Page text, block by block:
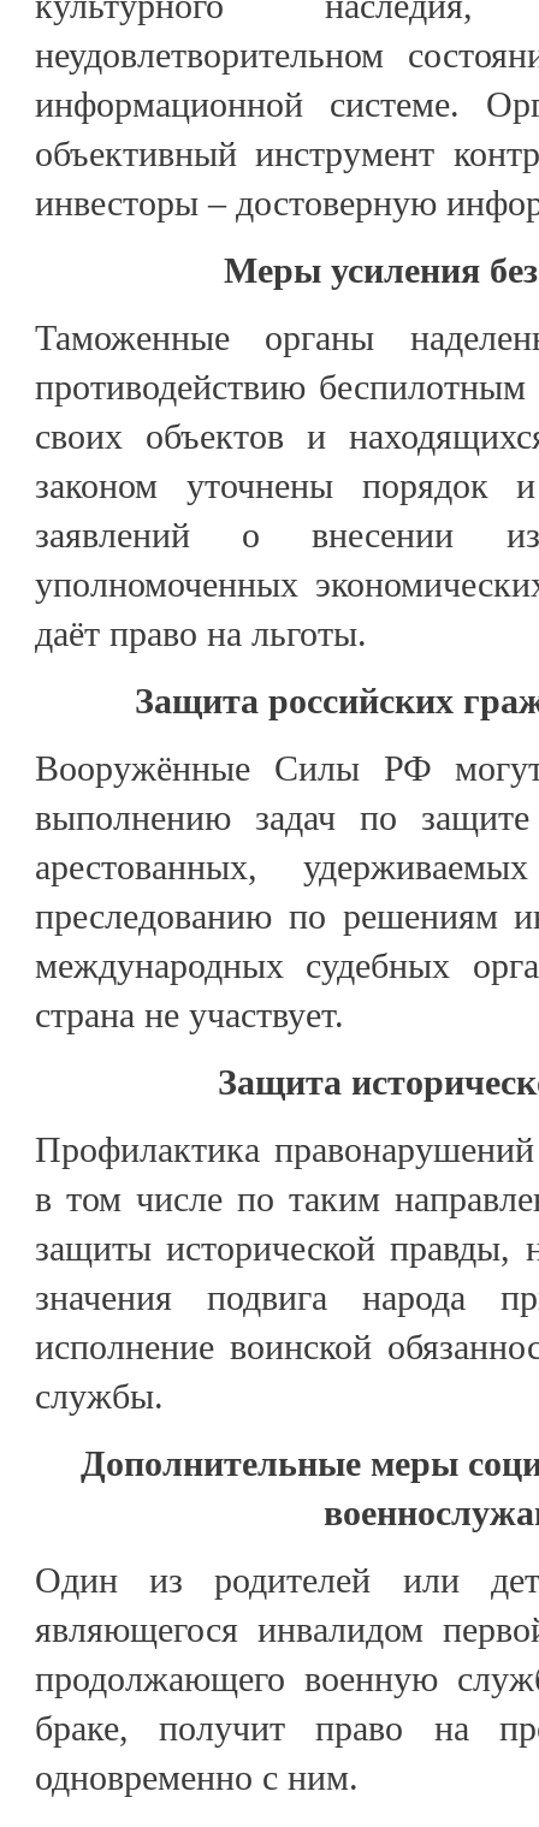
неудовлетворительном
информационной системе.
объективный инструмент
инвесторы – достоверную
Меры усиления
Таможенные органы
противодействию
своих объектов и
законом уточнены порядок
заявлений о внесении
уполномоченных
даёт право на льготы.
Защита российских
Вооружённые Силы РФ
выполнению задач по защите
арестованных,
преследованию по решениям
международных судебных
страна не участвует.
Защита
Профилактика
в том числе по таким
защиты исторической правды,
значения подвига народа
исполнение воинской
службы.
Дополнительные меры
Один из родителей или
являющегося инвалидом
продолжающего военную
браке, получит право на
одновременно с ним.